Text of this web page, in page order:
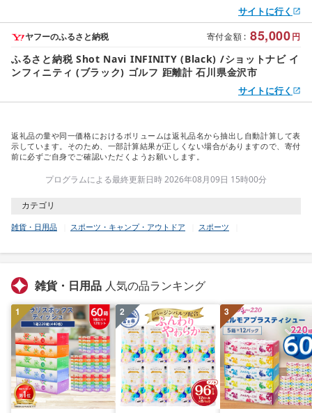
サイトに行く
寄付金額 : 85,000円
ヤフーのふるさと納税
ふるさと納税 Shot Navi INFINITY (Black) /ショットナビ イ
ンフィニティ (ブラック) ゴルフ 距離計 石川県金沢市
サイトに行く
返礼品の量や同一価格におけるボリュームは返礼品名から抽出し自動計算して表
示しています。そのため、一部計算結果が正しくない場合がありますので、寄付
前に必ずご自身でご確認いただくようお願いします。
プログラムによる最終更新日時 2026年08月09日 15時00分
カテゴリ
雑貨・日用品 スポーツ・キャンプ・アウトドア スポーツ
雑貨・日用品 人気の品ランキング
1 2 3